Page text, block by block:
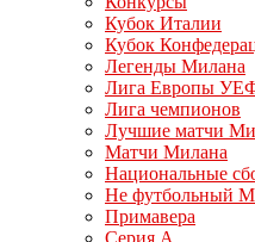
Кубок Италии
Кубок
Легенды Милана
Лига Европы
Лига чемпионов
Лучшие матчи
Матчи Милана
Национальные
Не футбольный
Примавера
Серия А